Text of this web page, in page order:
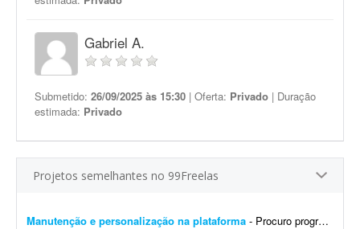
Gabriel A.
Submetido: 26/09/2025 às 15:30 | Oferta: Privado | Duração
estimada: Privado
Projetos semelhantes no 99Freelas
Manutenção e personalização na plataforma - Procuro programador com experiência comprovada na plataforma GPSWOX. O trabalho consiste em realizar manutenção, correções, personalizações e atualiz...